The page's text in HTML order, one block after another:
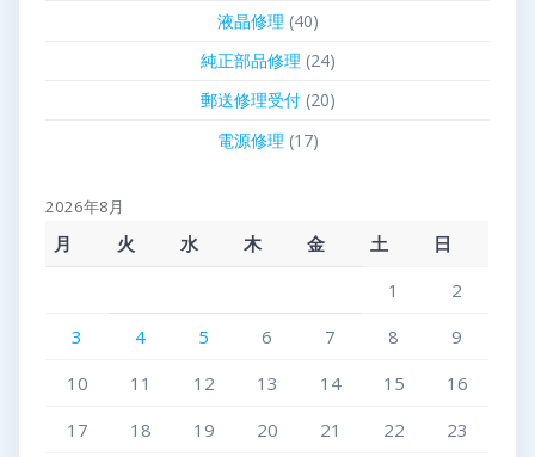
液晶修理 (40)
純正部品修理 (24)
郵送修理受付(20)
電源修理 (17)
2026年8月
月 火 水 木 金 土
日
1
2
3
4 5 6 7 8
9
10
11 12 13 14 15
16
17
18 19 20 21 22
23